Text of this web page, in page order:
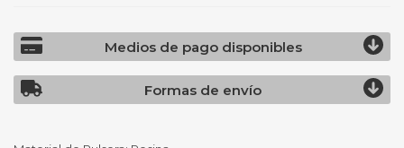
Medios de pago disponibles
Formas de envío